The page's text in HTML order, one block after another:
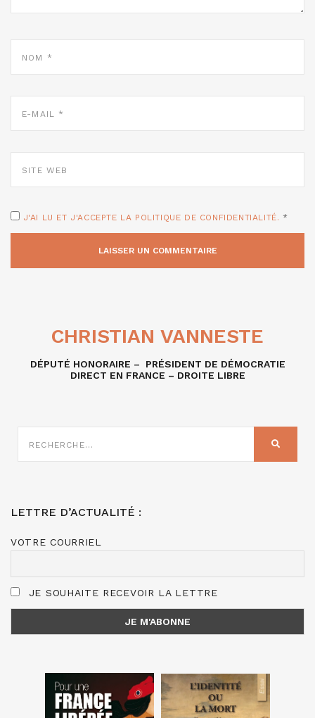
MAIL
WEB
J'AI LU ET J'ACCEPTE LA POLITIQUE DE CONFIDENTIALITÉ. *
CHRISTIAN VANNESTE
DÉPUTÉ HONORAIRE – PRÉSIDENT DE DÉMOCRATIE
DIRECT EN FRANCE – DROITE LIBRE
SUR
LETTRE D’ACTUALITÉ :
VOTRE COURRIEL
JE SOUHAITE RECEVOIR LA LETTRE